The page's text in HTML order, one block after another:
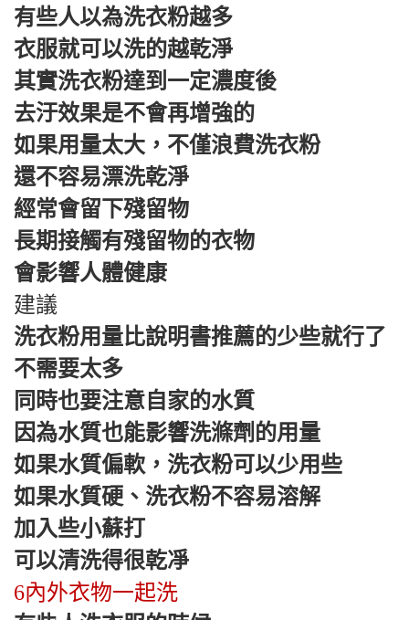
有些人以為洗衣粉越多
衣服就可以洗的越乾淨
其實洗衣粉達到一定濃度後
去汙效果是不會再增強的
如果用量太大，不僅浪費洗衣粉
還不容易漂洗乾淨
經常會留下殘留物
長期接觸有殘留物的衣物
會影響人體健康
建議
洗衣粉用量比說明書推薦的少些就行了
不需要太多
同時也要注意自家的水質
因為水質也能影響洗滌劑的用量
如果水質偏軟，洗衣粉可以少用些
如果水質硬、洗衣粉不容易溶解
加入些小蘇打
可以清洗得很乾凈
6內外衣物一起洗